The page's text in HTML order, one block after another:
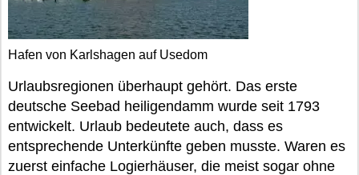
Hafen von Karlshagen auf Usedom
Urlaubsregionen überhaupt gehört. Das erste
deutsche Seebad heiligendamm wurde seit 1793
entwickelt. Urlaub bedeutete auch, dass es
entsprechende Unterkünfte geben musste. Waren es
zuerst einfache Logierhäuser, die meist sogar ohne